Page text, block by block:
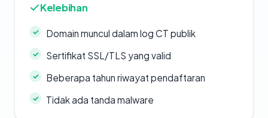
Kelebihan
Domain muncul dalam log CT publik
Sertifikat SSL/TLS yang valid
Beberapa tahun riwayat pendaftaran
Tidak ada tanda malware